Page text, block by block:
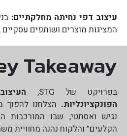
עיצוב דפי נחיתה מחלקתיים:
המציגות מוצרים ושותפים
בפרויקט של STG,
הפונקציונליות. הצלחנו להפוך
נגיש ואסתטי, שבו המורכבות
הקלעים” והלקוח נהנה מחוויית
Takeaway